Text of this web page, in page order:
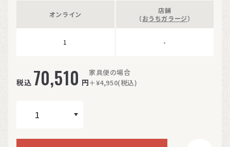
オンライン
1
店舗
（おうちガラージ）
-
税込 70,510 円
家具便の場合
＋¥4,950(税込)